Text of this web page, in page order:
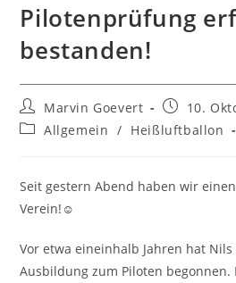
Pilotenprüfung
bestanden!
Beitrags-
Autor:
Marvin Goevert
Beitrag
10.
Beitrags-
Allgemein / Heißluftballon
Seit gestern Abend haben wir
Verein!☺️
Vor etwa eineinhalb Jahren hat
Ausbildung zum Piloten begonnen.